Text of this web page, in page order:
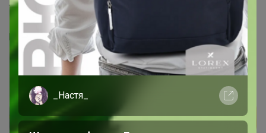
телосложения. Какой размер взять 7-8 или 9-10 лет.
Кто брал подскажите пожалуйста, как таковую
размерную сетку не нашла, боюсь ошибиться.
Вайбер - жми и задавай вопросы! Мой номер 89831650367
_Настя_